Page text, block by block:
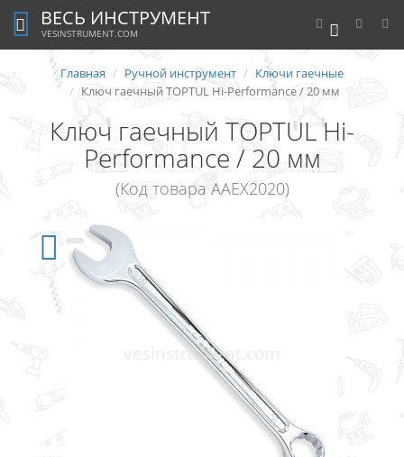
0
ВЕСЬ ИНСТРУМЕНТ
VESINSTRUMENT.COM
Главная Ручной инструмент
Ключи гаечные
Ключ гаечный TOPTUL Hi-Performance / 20 мм
Ключ гаечный TOPTUL Hi-
Performance / 20 мм
(Код товара AAEX2020)